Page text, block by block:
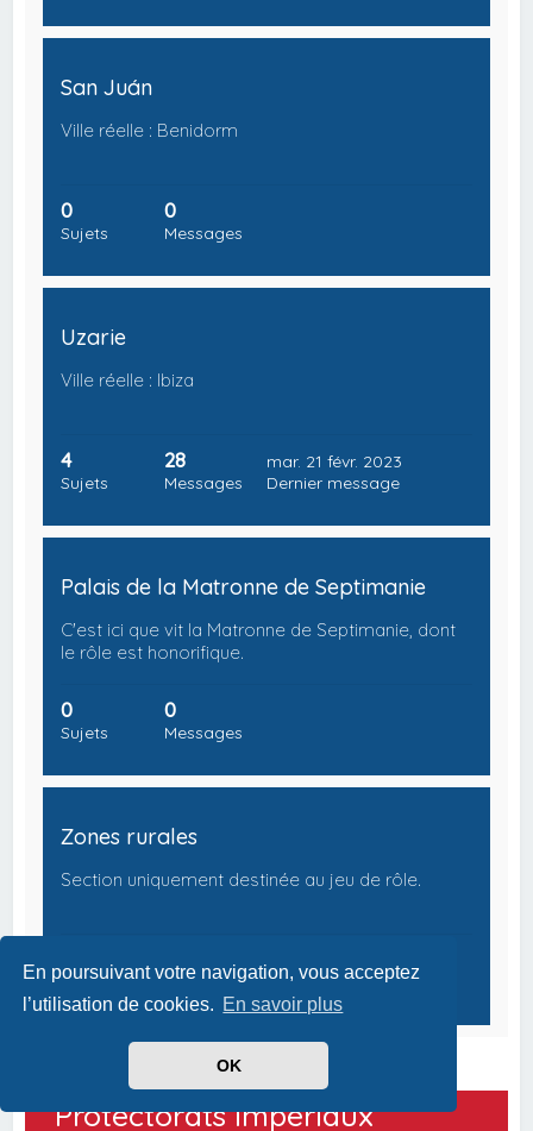
En poursuivant votre navigation, vous acceptez
l’utilisation de cookies. En savoir plus
OK
San Juán
Ville réelle : Benidorm
0
Sujets
0
Messages
Uzarie
Ville réelle : Ibiza
4
Sujets
28
Messages
mar. 21 févr. 2023
Dernier message
Palais de la Matronne de Septimanie
C'est ici que vit la Matronne de Septimanie, dont
le rôle est honorifique.
0
Sujets
0
Messages
Zones rurales
Section uniquement destinée au jeu de rôle.
Sujets Messages
Protectorats Impériaux